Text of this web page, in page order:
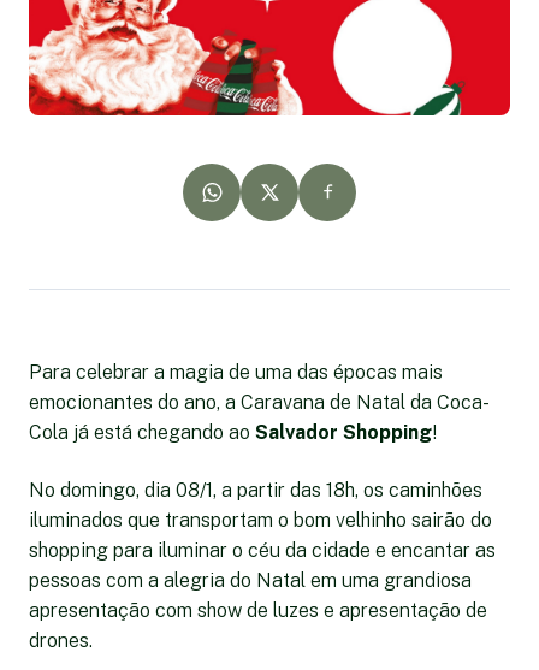
Para celebrar a magia de uma das épocas mais
emocionantes do ano, a Caravana de Natal da Coca-
Cola já está chegando ao Salvador Shopping!
No domingo, dia 08/1, a partir das 18h, os caminhões
iluminados que transportam o bom velhinho sairão do
shopping para iluminar o céu da cidade e encantar as
pessoas com a alegria do Natal em uma grandiosa
apresentação com show de luzes e apresentação de
drones.